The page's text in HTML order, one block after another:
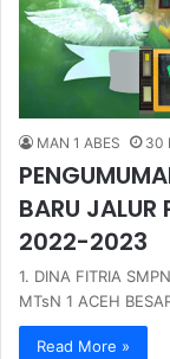
MAN 1 ABES 30
BARU JALUR
2022-2023
1. DINA FITRIA
MTsN 1 ACEH
Read More »